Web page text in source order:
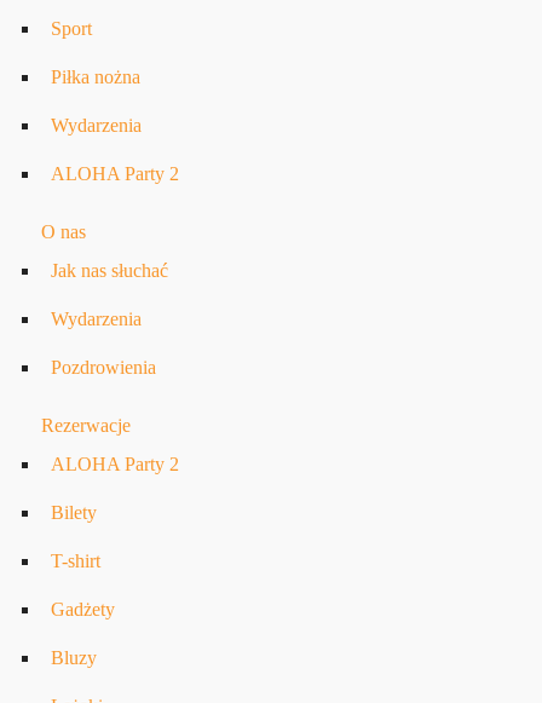
Sport
Piłka nożna
Wydarzenia
ALOHA Party 2
O nas
Jak nas słuchać
Wydarzenia
Pozdrowienia
Rezerwacje
ALOHA Party 2
Bilety
T-shirt
Gadżety
Bluzy